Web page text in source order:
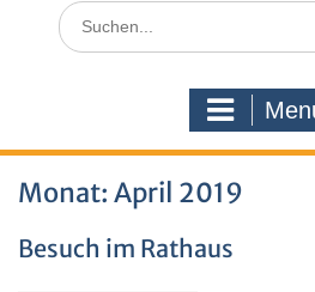
Search
for:
Monat: April 2019
Besuch im Rathaus